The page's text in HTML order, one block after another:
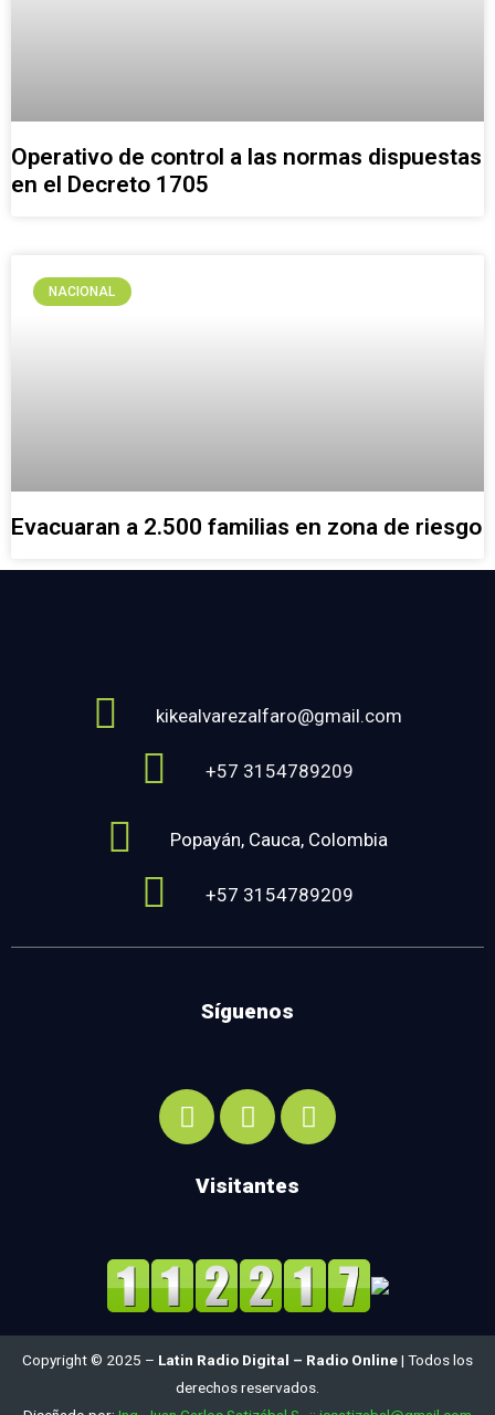
Operativo de control a las normas dispuestas
en el Decreto 1705
NACIONAL
Evacuaran a 2.500 familias en zona de riesgo
kikealvarezalfaro@gmail.com
+57 3154789209
Popayán, Cauca, Colombia
+57 3154789209
Síguenos
Visitantes
Copyright © 2025 – Latin Radio Digital – Radio Online| Todos los
derechos reservados.